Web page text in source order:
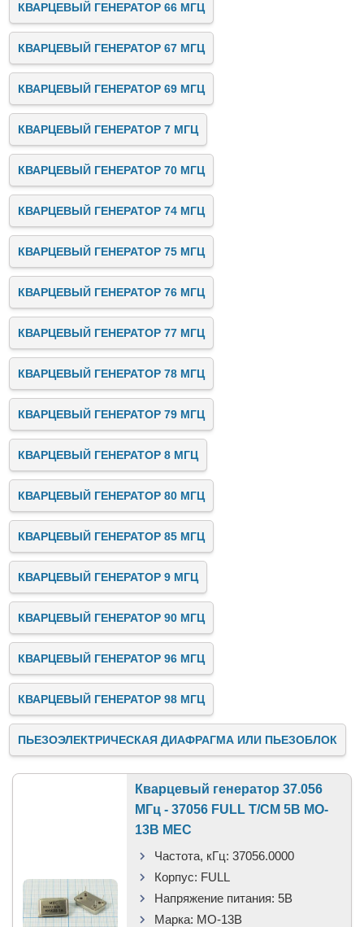
КВАРЦЕВЫЙ ГЕНЕРАТОР 66 МГЦ
КВАРЦЕВЫЙ ГЕНЕРАТОР 67 МГЦ
КВАРЦЕВЫЙ ГЕНЕРАТОР 69 МГЦ
КВАРЦЕВЫЙ ГЕНЕРАТОР 7 МГЦ
КВАРЦЕВЫЙ ГЕНЕРАТОР 70 МГЦ
КВАРЦЕВЫЙ ГЕНЕРАТОР 74 МГЦ
КВАРЦЕВЫЙ ГЕНЕРАТОР 75 МГЦ
КВАРЦЕВЫЙ ГЕНЕРАТОР 76 МГЦ
КВАРЦЕВЫЙ ГЕНЕРАТОР 77 МГЦ
КВАРЦЕВЫЙ ГЕНЕРАТОР 78 МГЦ
КВАРЦЕВЫЙ ГЕНЕРАТОР 79 МГЦ
КВАРЦЕВЫЙ ГЕНЕРАТОР 8 МГЦ
КВАРЦЕВЫЙ ГЕНЕРАТОР 80 МГЦ
КВАРЦЕВЫЙ ГЕНЕРАТОР 85 МГЦ
КВАРЦЕВЫЙ ГЕНЕРАТОР 9 МГЦ
КВАРЦЕВЫЙ ГЕНЕРАТОР 90 МГЦ
КВАРЦЕВЫЙ ГЕНЕРАТОР 96 МГЦ
КВАРЦЕВЫЙ ГЕНЕРАТОР 98 МГЦ
ПЬЕЗОЭЛЕКТРИЧЕСКАЯ ДИАФРАГМА ИЛИ ПЬЕЗОБЛОК
Кварцевый генератор 37.056
МГц - 37056 FULL T/CM 5В MO-
13B MEC
Частота, кГц: 37056.0000
Корпус: FULL
Напряжение питания: 5В
Марка: MO-13B